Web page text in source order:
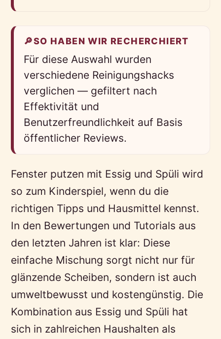
🔎SO HABEN WIR RECHERCHIERT
Für diese Auswahl wurden
verschiedene Reinigungshacks
verglichen — gefiltert nach
Effektivität und
Benutzerfreundlichkeit auf Basis
öffentlicher Reviews.
Fenster putzen mit Essig und Spüli wird
so zum Kinderspiel, wenn du die
richtigen Tipps und Hausmittel kennst.
In den Bewertungen und Tutorials aus
den letzten Jahren ist klar: Diese
einfache Mischung sorgt nicht nur für
glänzende Scheiben, sondern ist auch
umweltbewusst und kostengünstig. Die
Kombination aus Essig und Spüli hat
sich in zahlreichen Haushalten als